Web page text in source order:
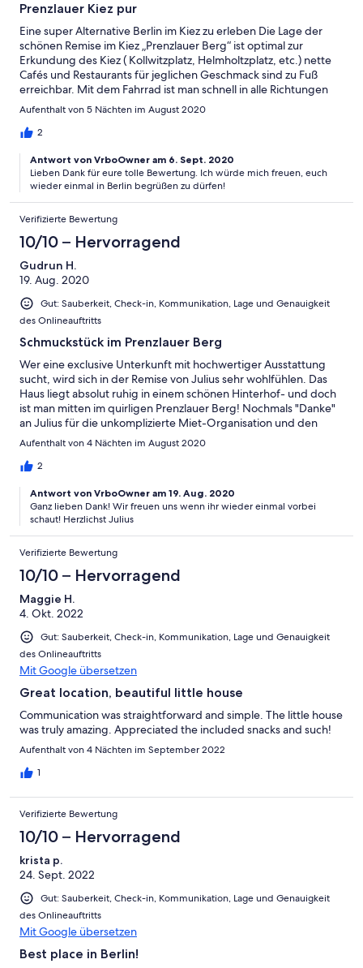
Prenzlauer Kiez pur
Eine super Alternative Berlin im Kiez zu erleben Die Lage der
schönen Remise im Kiez „Prenzlauer Berg“ ist optimal zur
Erkundung des Kiez ( Kollwitzplatz, Helmholtzplatz, etc.) nette
Cafés und Restaurants für jeglichen Geschmack sind zu Fuß
erreichbar. Mit dem Fahrrad ist man schnell in alle Richtungen
beweglich. Unterstellung der Fahrräder im Hof möglich. Tram
und U-Bahn in der Nähe. Die Remise ist eine wunderbare
Alternative zum Hotel. Viel Komfort - gute Ausstattung und die
bei. Wir haben uns sehr wohlgefühlt und werden es
weiterempfehlen. Vielen Dank lieber Julius.
Aufenthalt von 5 Nächten im August 2020
2
Antwort von VrboOwner am 6. Sept. 2020
Lieben Dank für eure tolle Bewertung. Ich würde mich freuen, euch
wieder einmal in Berlin begrüßen zu dürfen!
Verifizierte Bewertung
10/10 – Hervorragend
Gudrun H.
19. Aug. 2020
Gut: Sauberkeit, Check-in, Kommunikation, Lage und Genauigkeit
des Onlineauftritts
Schmuckstück im Prenzlauer Berg
Wer eine exclusive Unterkunft mit hochwertiger Ausstattung
sucht, wird sich in der Remise von Julius sehr wohlfühlen. Das
Haus liegt absolut ruhig in einem schönen Hinterhof- und doch
ist man mitten im quirligen Prenzlauer Berg! Nochmals "Danke"
an Julius für die unkomplizierte Miet-Organisation und den
herzlichen Kontakt. Gudrun Härtl
Aufenthalt von 4 Nächten im August 2020
2
Antwort von VrboOwner am 19. Aug. 2020
Ganz lieben Dank! Wir freuen uns wenn ihr wieder einmal vorbei
schaut! Herzlichst Julius
Verifizierte Bewertung
10/10 – Hervorragend
Maggie H.
4. Okt. 2022
Gut: Sauberkeit, Check-in, Kommunikation, Lage und Genauigkeit
des Onlineauftritts
Mit Google übersetzen
Great location, beautiful little house
Communication was straightforward and simple. The little house
was truly amazing. Appreciated the included snacks and such!
Aufenthalt von 4 Nächten im September 2022
1
Verifizierte Bewertung
10/10 – Hervorragend
krista p.
24. Sept. 2022
Gut: Sauberkeit, Check-in, Kommunikation, Lage und Genauigkeit
des Onlineauftritts
Mit Google übersetzen
Best place in Berlin!